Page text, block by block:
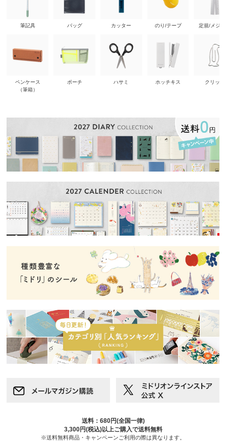
筆記具
ペンケース
（筆箱）
バッグ
ポーチ
カッター
ハサミ
のり/テープ
ホッチキス
定規/メジ
クリップ
送料：680円(全国一律)
3,300円(税込)以上ご購入で送料無料
※送料無料商品・キャンペーンご利用の際は異なります。